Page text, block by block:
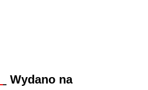
Wydano na